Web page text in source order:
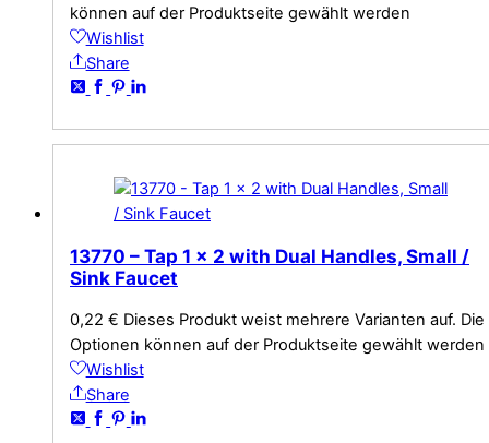
können auf der Produktseite gewählt werden
Wishlist
Share
13770 – Tap 1 x 2 with Dual Handles, Small /
Sink Faucet
0,22 € Dieses Produkt weist mehrere Varianten auf. Die
Optionen können auf der Produktseite gewählt werden
Wishlist
Share